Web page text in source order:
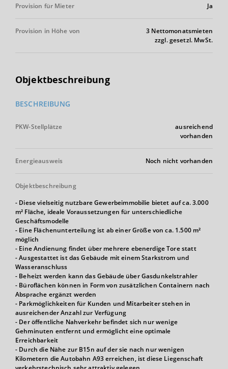
Provision für Mieter Ja
Provision in Höhe von
3 Nettomonatsmieten
zzgl. gesetzl. MwSt.
Objektbeschreibung
BESCHREIBUNG
PKW-Stellplätze
ausreichend
vorhanden
Energieausweis Noch nicht vorhanden
Objektbeschreibung
- Diese vielseitig nutzbare Gewerbeimmobilie bietet auf ca. 3.000
m² Fläche, ideale Voraussetzungen für unterschiedliche
Geschäftsmodelle
- Eine Flächenunterteilung ist ab einer Größe von ca. 1.500 m²
möglich
- Eine Andienung findet über mehrere ebenerdige Tore statt
- Ausgestattet ist das Gebäude mit einem Starkstrom und
Wasseranschluss
- Beheizt werden kann das Gebäude über Gasdunkelstrahler
- Büroflächen können in Form von zusätzlichen Containern nach
Absprache ergänzt werden
- Parkmöglichkeiten für Kunden und Mitarbeiter stehen in
ausreichender Anzahl zur Verfügung
- Der öffentliche Nahverkehr befindet sich nur wenige
Gehminuten entfernt und ermöglicht eine optimale
Erreichbarkeit
- Durch die Nähe zur B15n auf der sie nach nur wenigen
Kilometern die Autobahn A93 erreichen, ist diese Liegenschaft